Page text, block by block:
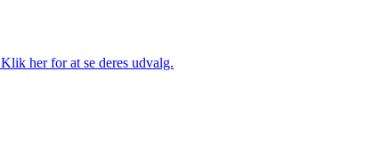
her for at se deres udvalg.